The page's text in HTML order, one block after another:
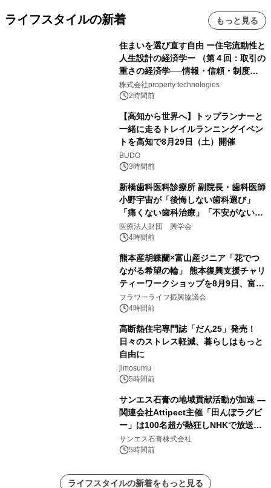
ライフスタイルの新着 もっと見る
住まいを選び直す自由 ー住宅流動性と
人生設計の経済学ー （第４回：取引の
重さの経済学──情報・信頼・制度を
PropTechはどう組み替えるか）｜
PropTech-Lab
株式会社property technologies
2時間前
【高知から世界へ】トップランナーと
一緒に走るトレイルランニングイベン
トを高知で8月29日（土）開催
BUDO
3時間前
新橋歯科医科診療所 副院長・歯科医師
小野宇宙が「後悔しない歯科選び」
「痛くない歯科治療」「不安がない治
療計画」をテーマに専門監修
医療法人財団 興学会
4時間前
熊本産胡蝶蘭×富山産ジニア「花でつ
ながる希望の輪」 熊本復興支援チャリ
ティーワークショップを8月9日、富
山・射水で開催
フラワーライフ振興協議会
4時間前
高断熱住宅専門誌「だん25」発売！
日々のストレス軽減、暮らしはもっと
自由に
jimosumu
5時間前
サンエス石膏の地域貢献活動が加速 ―
関連会社Attipect主催「田んぼラグビ
ー」は100名超が熱狂しNHKで放送さ
れました。
サンエス石膏株式会社
5時間前
ライフスタイルの新着をもっと見る